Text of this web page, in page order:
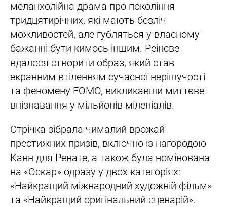
меланхолійна драма про покоління
тридцятирічних, які мають безліч
можливостей, але губляться у власному
бажанні бути кимось іншим. Реінсве
вдалося створити образ, який став
екранним втіленням сучасної нерішучості
та феномену FOMO, викликавши миттєве
впізнавання у мільйонів міленіалів.
Стрічка зібрала чималий врожай
престижних призів, включно із нагородою
Канн для Ренате, а також була номінована
на «Оскар» одразу у двох категоріях:
«Найкращий міжнародний художній фільм»
та «Найкращий оригінальний сценарій».